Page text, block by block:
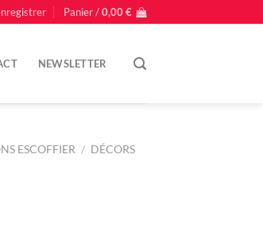
Panier /0,00€
NEWSLETTER
ESCOFFIER / DÉCORS